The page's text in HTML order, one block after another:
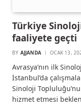
Türkiye
faaliyete geçti
BY AJJANDA OCAK 13,
Avrasya’nın ilk
İstanbul’da
Sinoloji
hizmet etmesi